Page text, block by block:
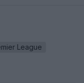
League